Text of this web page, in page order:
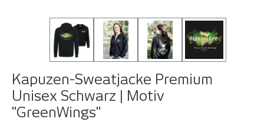
Kapuzen-Sweatjacke Premium
Unisex Schwarz | Motiv
"GreenWings"